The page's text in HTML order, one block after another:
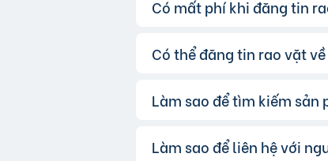
Có mất phí khi đăng tin
Trả lời: Chúng tôi cung
Có thể đăng tin rao vặt
Trả lời: Hoàn toàn có thể.
Làm sao để tìm kiếm
Trả lời: Bạn có thể sử
Làm sao để liên hệ với